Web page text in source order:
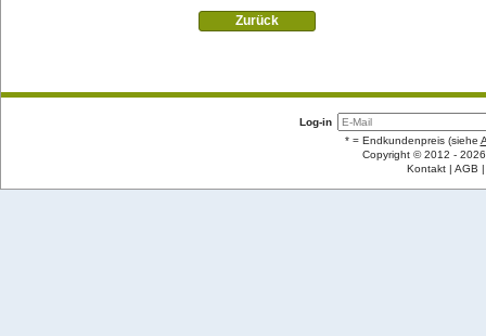
Zurück
Log-in
* = Endkundenpreis (siehe
Copyright © 2012 -
Kontakt
AGB